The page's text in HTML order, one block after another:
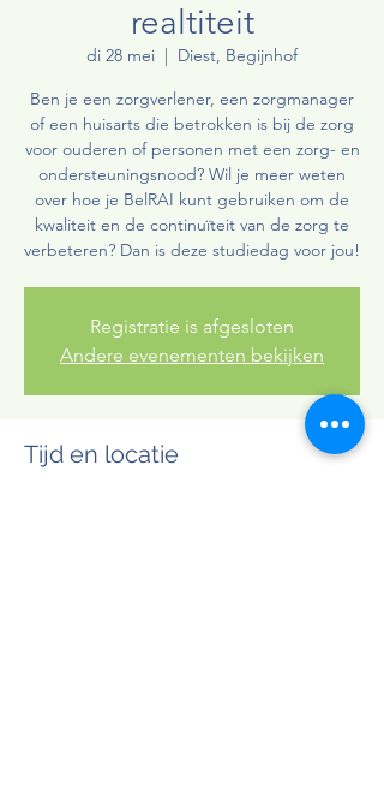
realtiteit
di 28 mei
  |
Diest, Begijnhof
Ben je een zorgverlener, een zorgmanager
of een huisarts die betrokken is bij de zorg
voor ouderen of personen met een zorg- en
ondersteuningsnood? Wil je meer weten
over hoe je BelRAI kunt gebruiken om de
kwaliteit en de continuïteit van de zorg te
verbeteren? Dan is deze studiedag voor jou!
Registratie is afgesloten
Andere evenementen bekijken
Tijd en locatie